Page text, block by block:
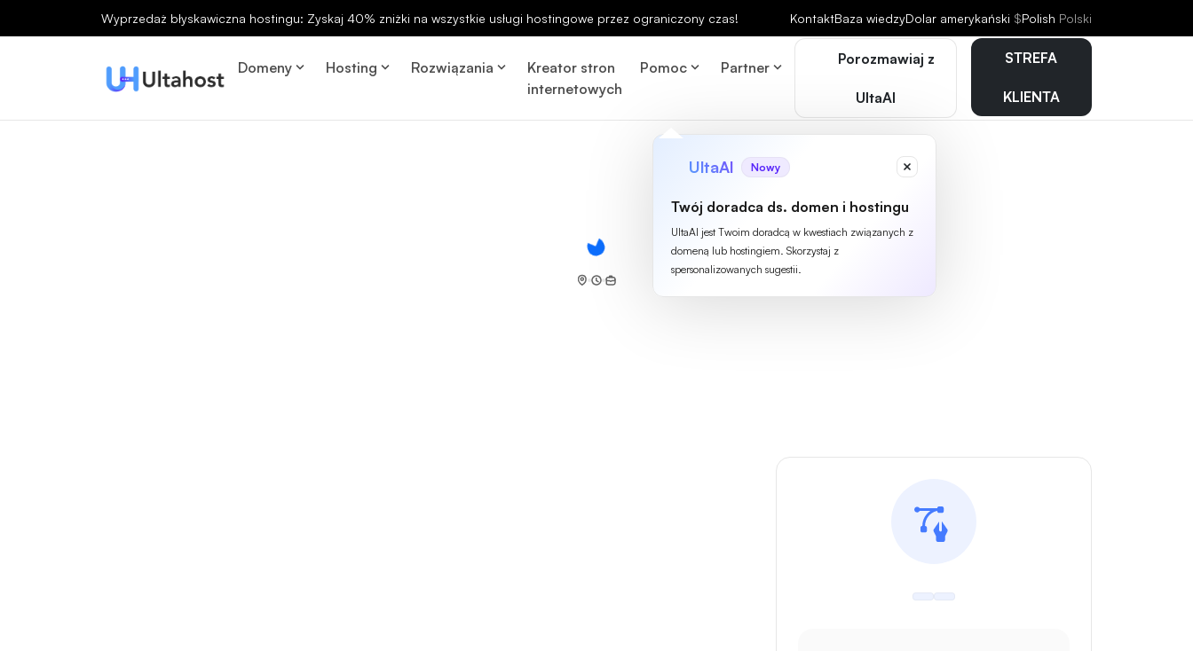
Wyprzedaż błyskawiczna hostingu: Zyskaj 40% zniżki na wszystkie usługi hostingowe przez ograniczony czas! KontaktBaza wiedzyDolar amerykański $Polish Polski
Domeny Hosting Rozwiązania
Kreator stron
internetowych
Pomoc Partner Porozmawiaj z
UltaAI
UltaAI Nowy
Twój doradca ds. domen i hostingu
UltaAI jest Twoim doradcą w kwestiach związanych z
domeną lub hostingiem. Skorzystaj z
spersonalizowanych sugestii.
STREFA
KLIENTA